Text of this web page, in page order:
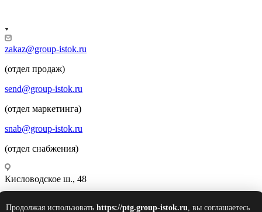
Продолжая использовать https://ptg.group-istok.ru, вы соглашаетесь
zakaz@group-istok.ru
(отдел продаж)
send@group-istok.ru
(отдел маркетинга)
snab@group-istok.ru
(отдел снабжения)
Кисловодское ш., 48